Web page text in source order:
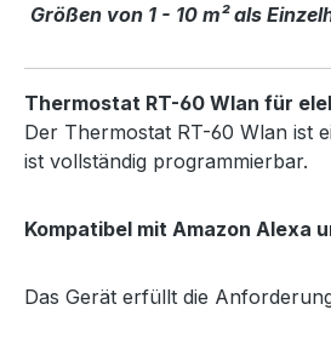
Größen von 1 - 10 m² als
Thermostat RT-60 Wlan für
Der Thermostat RT-60 Wlan ist
ist vollständig programmierbar.
Kompatibel mit Amazon Alexa
Das Gerät erfüllt die